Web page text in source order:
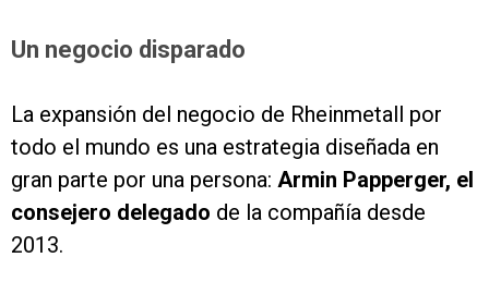
Un negocio disparado
La expansión del negocio de Rheinmetall por
todo el mundo es una estrategia diseñada en
gran parte por una persona: Armin Papperger, el
consejero delegado de la compañía desde
2013.